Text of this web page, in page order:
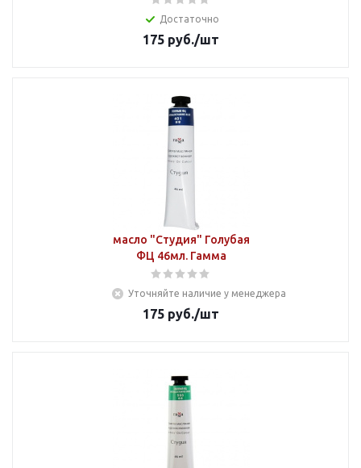
Достаточно
175 руб./шт
масло "Студия" Голубая
ФЦ 46мл. Гамма
Уточняйте наличие у менеджера
175 руб./шт